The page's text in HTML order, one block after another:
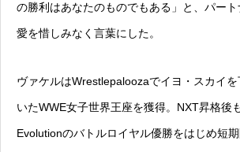
の勝利はあなたのものでもある」と、パー
愛を惜しみなく言葉にした。
ヴァケルはWrestlepaloozaでイヨ・スカイ
いたWWE女子世界王座を獲得。NXT昇格後
Evolutionのバトルロイヤル優勝をはじめ短